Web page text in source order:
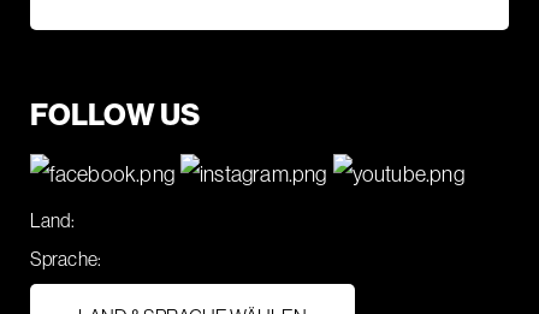
FOLLOW US
Land:
Sprache: